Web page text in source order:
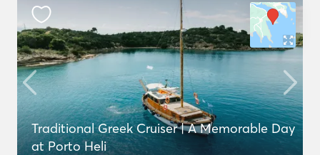
Traditional Greek Cruiser | A Memorable Day
at Porto Heli